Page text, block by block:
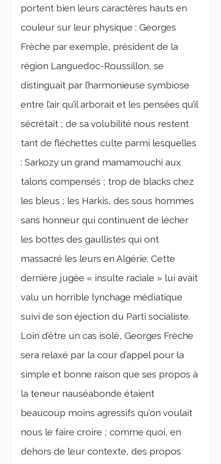
portent bien leurs caractères hauts en
couleur sur leur physique : Georges
Frèche par exemple, président de la
région Languedoc-Roussillon, se
distinguait par l’harmonieuse symbiose
entre l’air qu’il arborait et les pensées qu’il
sécrétait ; de sa volubilité nous restent
tant de fléchettes culte parmi lesquelles
: Sarkozy un grand mamamouchi aux
talons compensés ; trop de blacks chez
les bleus ; les Harkis, des sous hommes
sans honneur qui continuent de lécher
les bottes des gaullistes qui ont
massacré les leurs en Algérie. Cette
dernière jugée « insulte raciale » lui avait
valu un horrible lynchage médiatique
suivi de son éjection du Parti socialiste.
Loin d’être un cas isolé, Georges Frèche
sera relaxé par la cour d’appel pour la
simple et bonne raison que ses propos à
la teneur nauséabonde étaient
beaucoup moins agressifs qu’on voulait
nous le faire croire ; comme quoi, en
dehors de leur contexte, des propos